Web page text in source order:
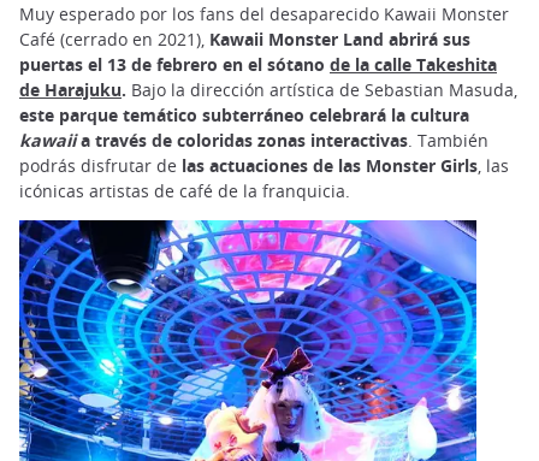
Muy esperado por los fans del desaparecido Kawaii Monster
Café (cerrado en 2021), Kawaii Monster Land abrirá sus
puertas el 13 de febrero en el sótano de la calle Takeshita
de Harajuku. Bajo la dirección artística de Sebastian Masuda,
este parque temático subterráneo celebrará la cultura
kawaiia través de coloridas zonas interactivas. También
podrás disfrutar de las actuaciones de las Monster Girls, las
icónicas artistas de café de la franquicia.